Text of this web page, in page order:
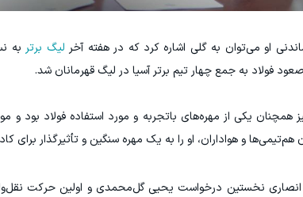
او می‌توان به گلی اشاره کرد که در هفته آخر لیگ برتر به
فولاد به جمع چهار تیم برتر آسیا در لیگ قهرمانان شد.
همچنان یکی از مهره‌های باتجربه و مورد استفاده فولاد
و هواداران، او را به یک مهره سنگین و تأثیرگذار برای
نخستین درخواست یحیی گل‌محمدی و اولین حرکت